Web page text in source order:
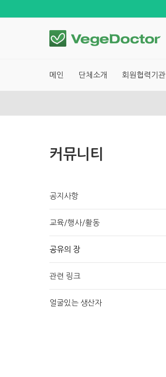
메인 단체소개 회원협력기관
커뮤니티
공지사항
교육/행사/활동
공유의 장
관련 링크
얼굴있는 생산자